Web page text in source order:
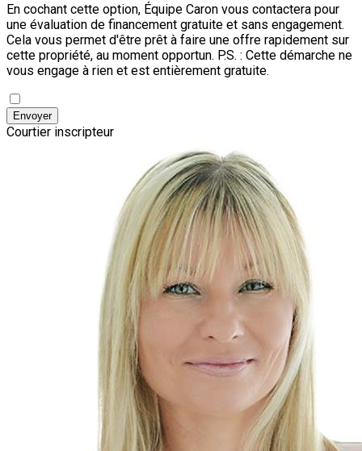
En cochant cette option, Équipe Caron vous contactera pour
une évaluation de financement gratuite et sans engagement.
Cela vous permet d'être prêt à faire une offre rapidement sur
cette propriété, au moment opportun. P.S. : Cette démarche ne
vous engage à rien et est entièrement gratuite.
Envoyer
Courtier inscripteur